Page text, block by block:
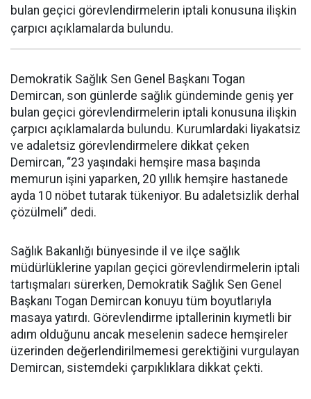
bulan geçici görevlendirmelerin iptali konusuna ilişkin
çarpıcı açıklamalarda bulundu.
Demokratik Sağlık Sen Genel Başkanı Togan
Demircan, son günlerde sağlık gündeminde geniş yer
bulan geçici görevlendirmelerin iptali konusuna ilişkin
çarpıcı açıklamalarda bulundu. Kurumlardaki liyakatsiz
ve adaletsiz görevlendirmelere dikkat çeken
Demircan, “23 yaşındaki hemşire masa başında
memurun işini yaparken, 20 yıllık hemşire hastanede
ayda 10 nöbet tutarak tükeniyor. Bu adaletsizlik derhal
çözülmeli” dedi.
Sağlık Bakanlığı bünyesinde il ve ilçe sağlık
müdürlüklerine yapılan geçici görevlendirmelerin iptali
tartışmaları sürerken, Demokratik Sağlık Sen Genel
Başkanı Togan Demircan konuyu tüm boyutlarıyla
masaya yatırdı. Görevlendirme iptallerinin kıymetli bir
adım olduğunu ancak meselenin sadece hemşireler
üzerinden değerlendirilmemesi gerektiğini vurgulayan
Demircan, sistemdeki çarpıklıklara dikkat çekti.